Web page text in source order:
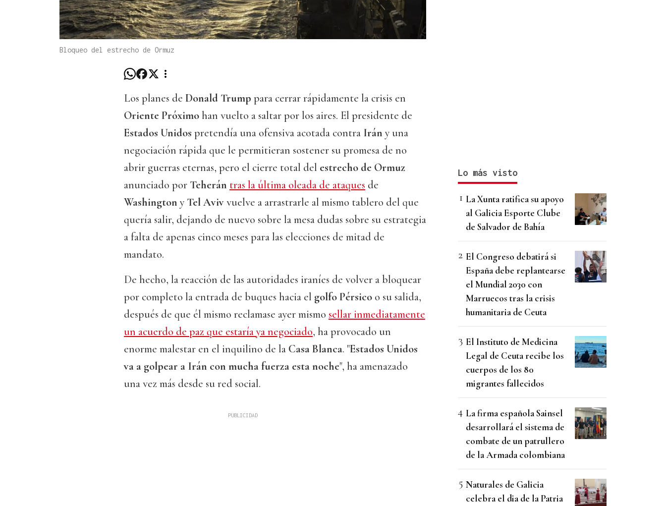
Bloqueo del estrecho de Ormuz
Los planes de Donald Trump para cerrar rápidamente la crisis en
Oriente Próximohan vuelto a saltar por los aires. El presidente de
Estados Unidos pretendía una ofensiva acotada contra Irán y una
negociación rápida que le permitieran sostener su promesa de no
abrir guerras eternas, pero el cierre total del estrecho de Ormuz
anunciado por Teherán tras la última oleada de ataques de
Washington y Tel Avivvuelve a arrastrarle al mismo tablero del que
quería salir, dejando de nuevo sobre la mesa dudas sobre su estrategia
a falta de apenas cinco meses para las elecciones de mitad de
mandato.
De hecho, la reacción de las autoridades iraníes de volver a bloquear
por completo la entrada de buques hacia el golfo Pérsico o su salida,
después de que él mismo reclamase ayer mismo sellar inmediatamente
un acuerdo de paz que estaría ya negociado, ha provocado un
enorme malestar en el inquilino de la Casa Blanca. "Estados Unidos
va a golpear a Irán con mucha fuerza esta noche", ha amenazado
una vez más desde su red social.
Lo más visto
La Xunta ratifica su apoyo
al Galicia Esporte Clube
de Salvador de Bahía
El Congreso debatirá si
España debe replantearse
el Mundial 2030 con
Marruecos tras la crisis
humanitaria de Ceuta
El Instituto de Medicina
Legal de Ceuta recibe los
cuerpos de los 80
migrantes fallecidos
La firma española Sainsel
desarrollará el sistema de
combate de un patrullero
de la Armada colombiana
Naturales de Galicia
celebra el dia de la Patria